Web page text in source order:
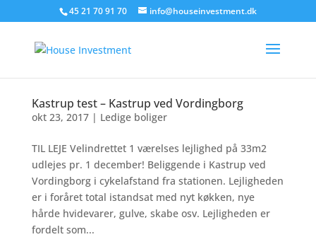
45 21 70 91 70 info@houseinvestment.dk
Kastrup test – Kastrup ved Vordingborg
okt 23, 2017| Ledige boliger
TIL LEJE Velindrettet 1 værelses lejlighed på 33m2
udlejes pr. 1 december! Beliggende i Kastrup ved
Vordingborg i cykelafstand fra stationen. Lejligheden
er i foråret total istandsat med nyt køkken, nye
hårde hvidevarer, gulve, skabe osv. Lejligheden er
fordelt som...